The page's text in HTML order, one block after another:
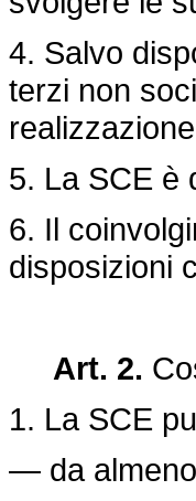
4. Salvo
terzi non
5. La SCE è
6. Il
disposizioni
Art. 2.
1. La SCE
— da